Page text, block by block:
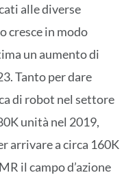
alle diverse
cresce in modo
un aumento di
Tanto per dare
di robot nel settore
unità nel 2019,
arrivare a circa 160K
il campo d’azione